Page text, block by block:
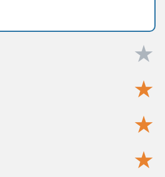
★
★
★
★